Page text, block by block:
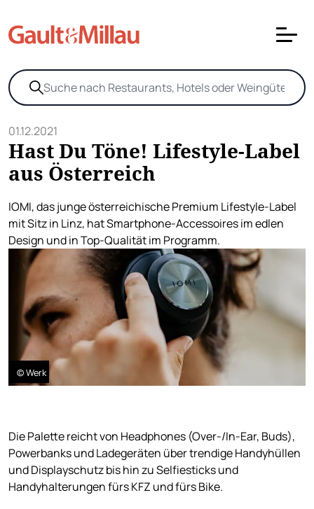
01.12.2021
Hast Du Töne! Lifestyle-Label
aus Österreich
IOMI, das junge österreichische Premium Lifestyle-Label
mit Sitz in Linz, hat Smartphone-Accessoires im edlen
Design und in Top-Qualität im Programm.
© Werk
Die Palette reicht von Headphones (Over-/In-Ear, Buds),
Powerbanks und Ladegeräten über trendige Handyhüllen
und Displayschutz bis hin zu Selfiesticks und
Handyhalterungen fürs KFZ und fürs Bike.